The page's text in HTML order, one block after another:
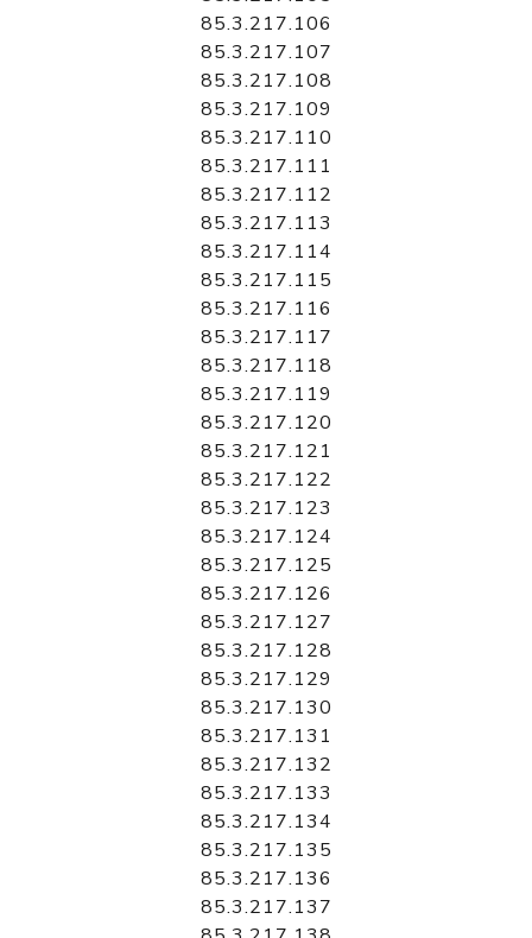
85.3.217.106
85.3.217.107
85.3.217.108
85.3.217.109
85.3.217.110
85.3.217.111
85.3.217.112
85.3.217.113
85.3.217.114
85.3.217.115
85.3.217.116
85.3.217.117
85.3.217.118
85.3.217.119
85.3.217.120
85.3.217.121
85.3.217.122
85.3.217.123
85.3.217.124
85.3.217.125
85.3.217.126
85.3.217.127
85.3.217.128
85.3.217.129
85.3.217.130
85.3.217.131
85.3.217.132
85.3.217.133
85.3.217.134
85.3.217.135
85.3.217.136
85.3.217.137